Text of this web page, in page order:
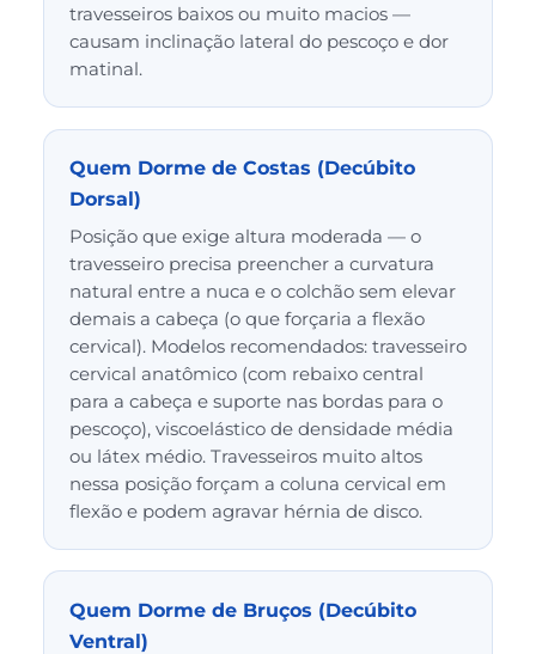
travesseiros baixos ou muito macios —
causam inclinação lateral do pescoço e dor
matinal.
Quem Dorme de Costas (Decúbito
Dorsal)
Posição que exige altura moderada — o
travesseiro precisa preencher a curvatura
natural entre a nuca e o colchão sem elevar
demais a cabeça (o que forçaria a flexão
cervical). Modelos recomendados: travesseiro
cervical anatômico (com rebaixo central
para a cabeça e suporte nas bordas para o
pescoço), viscoelástico de densidade média
ou látex médio. Travesseiros muito altos
nessa posição forçam a coluna cervical em
flexão e podem agravar hérnia de disco.
Quem Dorme de Bruços (Decúbito
Ventral)